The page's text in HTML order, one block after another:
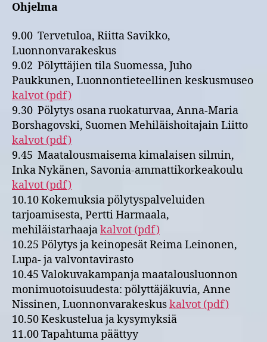
Ohjelma
9.00 Tervetuloa, Riitta Savikko,
Luonnonvarakeskus
9.02 Pölyttäjien tila Suomessa, Juho
Paukkunen, Luonnontieteellinen keskusmuseo
kalvot (pdf)
9.30 Pölytys osana ruokaturvaa, Anna-Maria
Borshagovski, Suomen Mehiläishoitajain Liitto
kalvot (pdf)
9.45 Maatalousmaisema kimalaisen silmin,
Inka Nykänen, Savonia-ammattikorkeakoulu
kalvot (pdf)
10.10 Kokemuksia pölytyspalveluiden
tarjoamisesta, Pertti Harmaala,
mehiläistarhaajakalvot (pdf)
10.25 Pölytys ja keinopesät Reima Leinonen,
Lupa- ja valvontavirasto
10.45 Valokuvakampanja maatalousluonnon
monimuotoisuudesta: pölyttäjäkuvia, Anne
Nissinen, Luonnonvarakeskuskalvot (pdf)
10.50 Keskustelua ja kysymyksiä
11.00 Tapahtuma päättyy